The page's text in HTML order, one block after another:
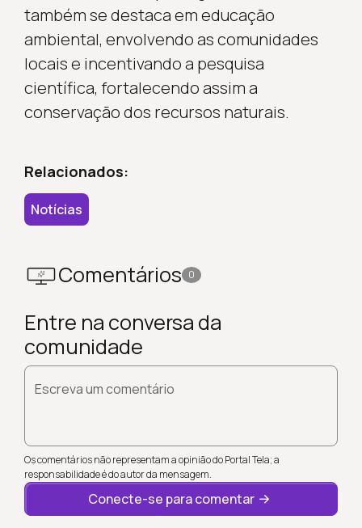
também se destaca em educação
ambiental, envolvendo as comunidades
locais e incentivando a pesquisa
científica, fortalecendo assim a
conservação dos recursos naturais.
Relacionados:
Notícias
Comentários 0
Entre na conversa da
comunidade
Escreva um comentário
Os comentários não representam a opinião do Portal Tela; a
responsabilidade é do autor da mensagem.
Conecte-se para comentar